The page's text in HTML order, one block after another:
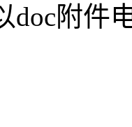
doc附件